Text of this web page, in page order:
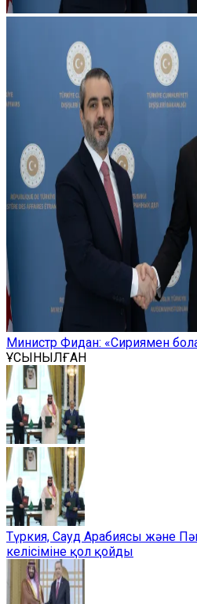
Министр Фидан: «Сириямен
ҰСЫНЫЛҒАН
Түркия, Сауд Арабиясы және
келісіміне қол қойды